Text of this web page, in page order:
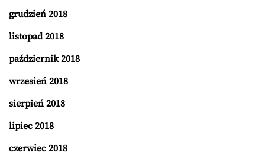
grudzień 2018
listopad 2018
październik 2018
wrzesień 2018
sierpień 2018
lipiec 2018
czerwiec 2018